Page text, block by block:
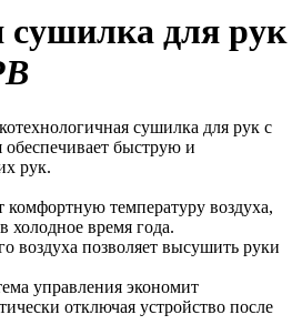
сушилка для рук
сушилка для рук с
обеспечивает быструю и
рук.
комфортную температуру воздуха,
холодное время года.
воздуха позволяет высушить руки
управления экономит
отключая устройство после